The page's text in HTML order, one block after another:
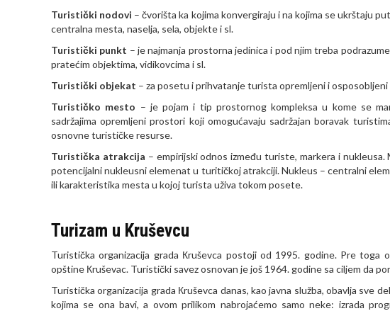
Turistički nodovi – čvorišta ka kojima konvergiraju i na kojima se ukrštaju
centralna mesta, naselja, sela, objekte i sl.
Turistički punkt – je najmanja prostorna jedinica i pod njim treba
pratećim objektima, vidikovcima i sl.
Turistički objekat – za posetu i prihvatanje turista opremljeni i
Turističko mesto – je pojam i tip prostornog kompleksa u kome se
sadržajima opremljeni prostori koji omogućavaju sadržajan boravak
osnovne turističke resurse.
Turistička atrakcija – empirijski odnos između turiste, markera i
potencijalni nukleusni elemenat u turitičkoj atrakciji. Nukleus – centralni
ili karakteristika mesta u kojoj turista uživa tokom posete.
Turizam u Kruševcu
Turistička organizacija grada Кruševca postoji od 1995. godine. Pre toga
opštine Кruševac. Turistički savez osnovan je još 1964. godine sa ciljem da
Turistička organizacija grada Кruševca danas, kao javna služba, obavlja sve
kojima se ona bavi, a ovom prilikom nabrojaćemo samo neke: izrada